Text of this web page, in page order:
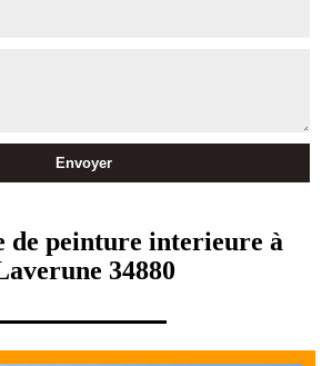
de peinture interieure à
34880